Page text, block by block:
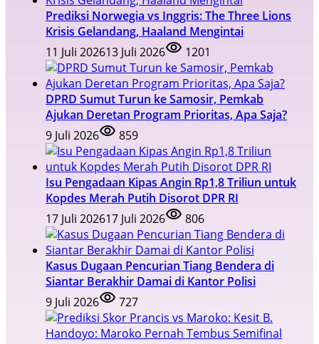
Prediksi Norwegia vs Inggris: The Three Lions
Krisis Gelandang, Haaland Mengintai
11 Juli 202613 Juli 2026 1201
DPRD Sumut Turun ke Samosir, Pemkab
Ajukan Deretan Program Prioritas, Apa Saja?
9 Juli 2026
859
Isu Pengadaan Kipas Angin Rp1,8 Triliun untuk
Kopdes Merah Putih Disorot DPR RI
17 Juli 202617 Juli 2026 806
Kasus Dugaan Pencurian Tiang Bendera di
Siantar Berakhir Damai di Kantor Polisi
9 Juli 2026
727